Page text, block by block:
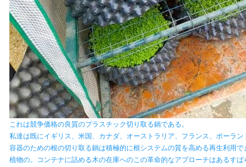
これは競争価格の良質のプラスチック切り取る鍋である。
私達は既にイギリス、米国、カナダ、オーストラリア、フランス、ポーラン
容器のための根の切り取る鍋は積極的に根システムの質を高める再生利用
植物の。コンテナに詰める木の在庫へのこの革命的なアプローチはあるす